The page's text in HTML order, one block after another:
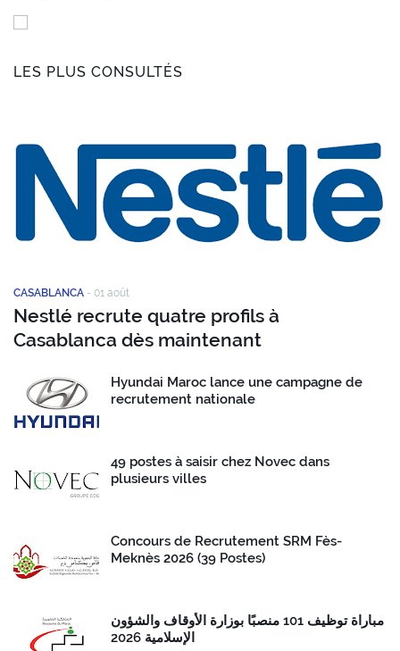
LES PLUS CONSULTÉS
CASABLANCA - 01 août
Nestlé recrute quatre profils à
Casablanca dès maintenant
Hyundai Maroc lance une campagne de
recrutement nationale
49 postes à saisir chez Novec dans
plusieurs villes
Concours de Recrutement SRM Fès-
Meknès 2026 (39 Postes)
مباراة توظيف 101 منصبًا بوزارة الأوقاف والشؤون
الإسلامية 2026